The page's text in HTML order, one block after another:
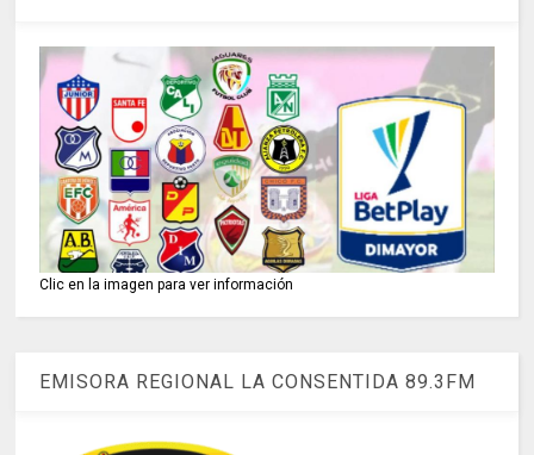
Clic en la imagen para ver información
EMISORA REGIONAL LA CONSENTIDA 89.3FM